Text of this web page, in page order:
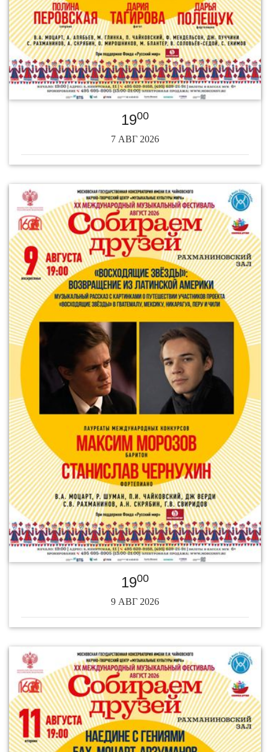
1900
7 АВГ 2026
1900
9 АВГ 2026